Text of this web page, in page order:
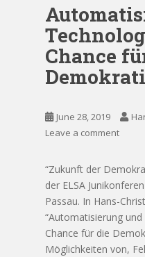
Chance
June 28, 2019
Leave a comment
“Zukunft der
der ELSA
Passau. In Hans-
“Automatisierung
Chance für die
Möglichkeiten von,